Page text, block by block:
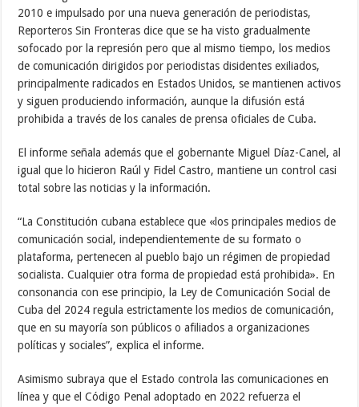
2010 e impulsado por una nueva generación de periodistas,
Reporteros Sin Fronteras dice que se ha visto gradualmente
sofocado por la represión pero que al mismo tiempo, los medios
de comunicación dirigidos por periodistas disidentes exiliados,
principalmente radicados en Estados Unidos, se mantienen activos
y siguen produciendo información, aunque la difusión está
prohibida a través de los canales de prensa oficiales de Cuba.
El informe señala además que el gobernante Miguel Díaz-Canel, al
igual que lo hicieron Raúl y Fidel Castro, mantiene un control casi
total sobre las noticias y la información.
“La Constitución cubana establece que «los principales medios de
comunicación social, independientemente de su formato o
plataforma, pertenecen al pueblo bajo un régimen de propiedad
socialista. Cualquier otra forma de propiedad está prohibida». En
consonancia con ese principio, la Ley de Comunicación Social de
Cuba del 2024 regula estrictamente los medios de comunicación,
que en su mayoría son públicos o afiliados a organizaciones
políticas y sociales”, explica el informe.
Asimismo subraya que el Estado controla las comunicaciones en
línea y que el Código Penal adoptado en 2022 refuerza el